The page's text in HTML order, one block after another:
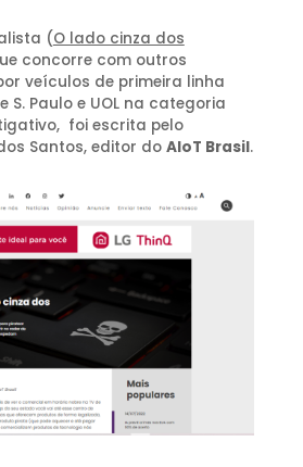
(O lado cinza dos
concorre com outros
veículos de primeira linha
S. Paulo e UOL na categoria
foi escrita pelo
Santos, editor do AIoT Brasil.